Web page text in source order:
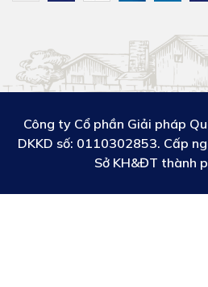
Công ty Cổ phần Giải pháp
DKKD số: 0110302853. Cấp
Sở KH&ĐT thành